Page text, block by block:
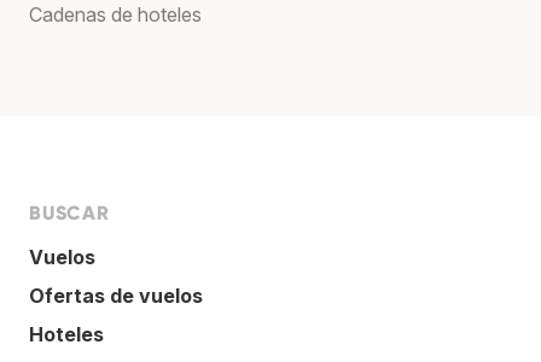
Cadenas de hoteles
BUSCAR
Vuelos
Ofertas de vuelos
Hoteles